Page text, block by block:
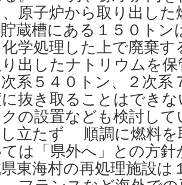
原子炉から取り出し
蔵槽にある１５０トン
化学処理した上で廃棄
出したナトリウムを
系５４０トン、２次系
抜き取ることはでき
の設置なども検討して
立たず 順調に燃料を
は「県外へ」との方
東海村の再処理施設は